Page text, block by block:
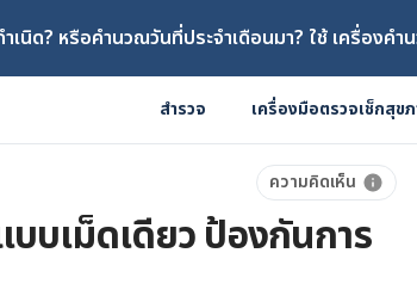
เนิด? หรือคำนวณวันที่ประจำเดือนมา? ใช้ เครื่องคำ
สำรวจ เครื่องมือตรวจเช็กสุข
ความคิดเห็น
บเม็ดเดียว ป้องกันการ